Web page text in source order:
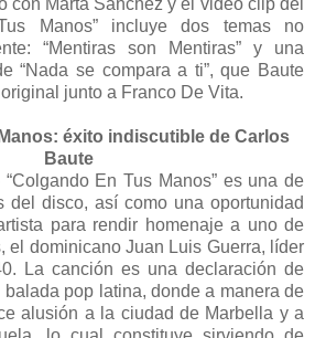
Manos” incluye dos temas no
“Mentiras son Mentiras” y una
“Nada se compara a ti”, que Baute
junto a Franco De Vita.
éxito indiscutible de Carlos
Baute
En Tus Manos” es una de
del disco, así como una oportunidad
para rendir homenaje a uno de
el dominicano Juan Luis Guerra, líder
La canción es una declaración de
pop latina, donde a manera de
alusión a la ciudad de Marbella y a